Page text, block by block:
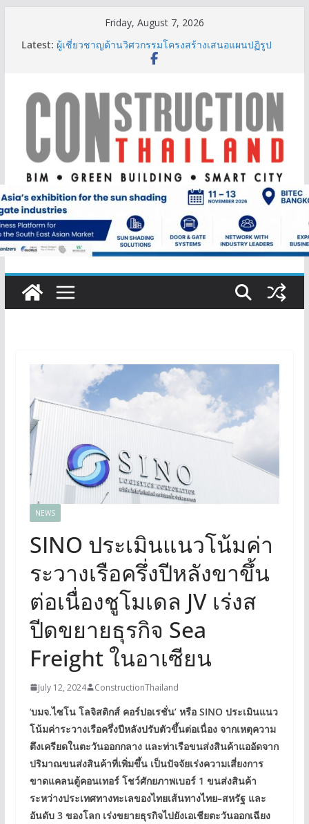
Friday, August 7, 2026
Latest: ผู้เชี่ยวชาญด้านวิศวกรรมโครงสร้างเสนอแผนปฏิรูป
มาตรฐานตั้งแต่การออกแบบถึงการตรวจสอบอาคารไทย
เติบโต 377% ชี้ดีมานด์ภูเก็ตยังแกร่ง
BCT Expo 2026 ชูแนวคิด “Empowering Net Zero in
Construction & Mining” ขับเคลื่อนอุตสาหกรรม
ก่อสร้างและเหมืองแร่สู่สังคมคาร์บอนต่ำอย่างยั่งยืน
ลลิล พร็อพเพอร์ตี้ ก้าวสู่ปีที่ 40 ยึดลูกค้าเป็นศูนย์กลาง
IHG Hotels & Resorts เปิดตัว ฮอลิเดย์ อินน์ เอ็กซ์เพรส
อ่าวนางแห่งแรกในกระบี่
NEWS
SINO ประเมินแนวโน้มค่า
ระวางเรือครึ่งปีหลังขาขึ้น
ต่อเนื่องชูโมเดล JV เร่งส
ปีดขยายธุรกิจ Sea
Freight ในอาเซียน
July 12, 2024 ConstructionThailand
‘บมจ.ไซโน โลจิสติกส์ คอร์ปอเรชั่น’ หรือ SINO ประเมินแนว
โน้มค่าระวางเรือครึ่งปีหลังปรับตัวขึ้นต่อเนื่อง จากเหตุความ
ตึงเครียดในตะวันออกกลาง และท่าเรือขนส่งสินค้าแออัดจาก
ปริมาณขนส่งสินค้าที่เพิ่มขึ้น เป็นปัจจัยเร่งความเสี่ยงการ
ขาดแคลนตู้คอนเทอร์ โชว์ศักยภาพเบอร์ 1 ขนส่งสินค้า
ระหว่างประเทศทางทะเลของไทยเส้นทางไทย–สหรัฐ และ
อันดับ 3 ของโลก เร่งขยายธุรกิจไปยังเอเชียตะวันออกเฉียง